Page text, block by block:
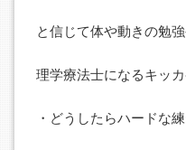
と信じて体や動きの勉
理学療法士になるキッカ
・どうしたらハードな